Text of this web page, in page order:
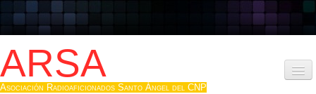
ARSA
Asociación Radioaficionados Santo Ángel del CNP